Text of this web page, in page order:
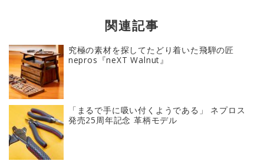
関連記事
究極の素材を探してたどり着いた飛騨の匠
nepros『neXT Walnut』
「まるで手に吸い付くようである」 ネプロス
発売25周年記念 革柄モデル